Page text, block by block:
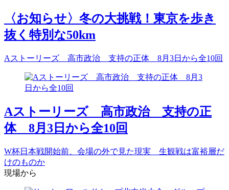
〈お知らせ〉冬の大挑戦！東京を歩き
抜く特別な50km
Aストーリーズ 高市政治 支持の正体 8月3日から全10回
Aストーリーズ 高市政治 支持の正
体 8月3日から全10回
W杯日本戦開始前、会場の外で見た現実 生観戦は富裕層だ
けのものか
現場から